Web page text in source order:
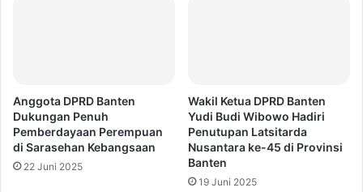
Anggota DPRD Banten
Dukungan Penuh
Pemberdayaan Perempuan
di Sarasehan Kebangsaan
22 Juni 2025
Wakil Ketua DPRD Banten
Yudi Budi Wibowo Hadiri
Penutupan Latsitarda
Nusantara ke-45 di Provinsi
Banten
19 Juni 2025